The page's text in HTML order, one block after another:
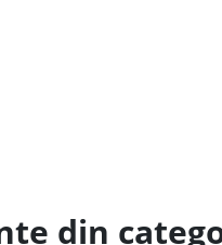
din